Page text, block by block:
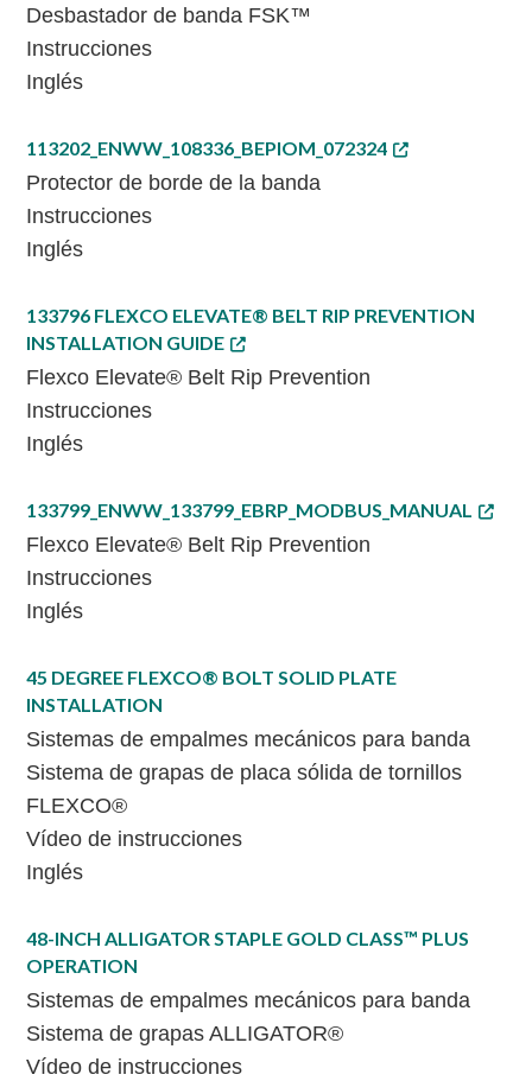
Desbastador de banda FSK™
Instrucciones
Inglés
113202_ENWW_108336_BEPIOM_072324
Protector de borde de la banda
Instrucciones
Inglés
133796 FLEXCO ELEVATE® BELT RIP PREVENTION
INSTALLATION GUIDE
Flexco Elevate® Belt Rip Prevention
Instrucciones
Inglés
133799_ENWW_133799_EBRP_MODBUS_MANUAL
Flexco Elevate® Belt Rip Prevention
Instrucciones
Inglés
45 DEGREE FLEXCO® BOLT SOLID PLATE
INSTALLATION
Sistemas de empalmes mecánicos para banda
Sistema de grapas de placa sólida de tornillos
FLEXCO®
Vídeo de instrucciones
Inglés
48-INCH ALLIGATOR STAPLE GOLD CLASS™ PLUS
OPERATION
Sistemas de empalmes mecánicos para banda
Sistema de grapas ALLIGATOR®
Vídeo de instrucciones